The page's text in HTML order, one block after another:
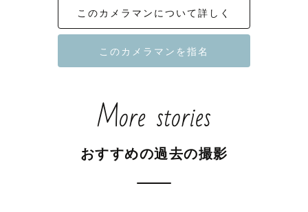
🎖ナチュラルニューボーン認定カメラマン
┈┈┈┈┈┈ ⚘⚘⚘ ⚘⚘⚘ ⚘⚘⚘┈┈┈┈┈┈
ご家族みな様にとって「未来へのプレゼント」になります
このカメラマンについて詳しく
More stories
おすすめの過去の撮影